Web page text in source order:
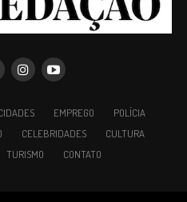
EMPREGO
POLÍCIA
CELEBRIDADES
CULTURA
TURISMO CONTATO